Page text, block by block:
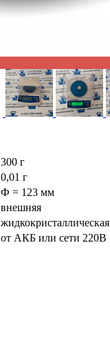
300 г
0,01 г
Ф = 123 мм
внешняя
жидкокристаллическая
от АКБ или сети 220В